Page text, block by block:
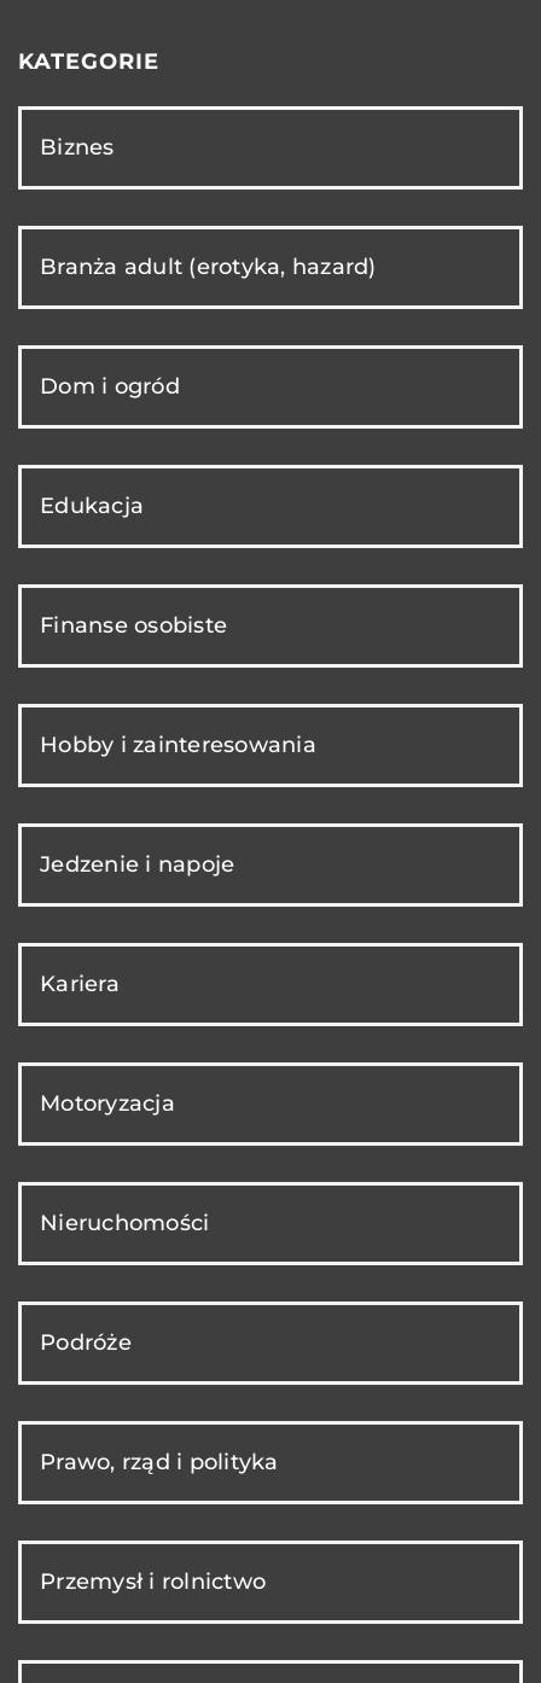
KATEGORIE
Biznes
Branża adult (erotyka, hazard)
Dom i ogród
Edukacja
Finanse osobiste
Hobby i zainteresowania
Jedzenie i napoje
Kariera
Motoryzacja
Nieruchomości
Podróże
Prawo, rząd i polityka
Przemysł i rolnictwo